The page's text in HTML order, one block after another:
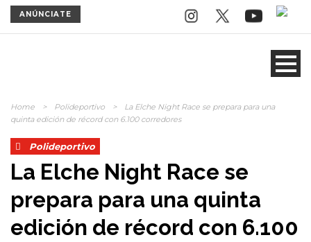
ANÚNCIATE
Home > Polideportivo >
La Elche Night Race se prepara para una
quinta edición de récord con 6.100 corredores
Polideportivo
La Elche Night Race se
prepara para una quinta
edición de récord con 6.100